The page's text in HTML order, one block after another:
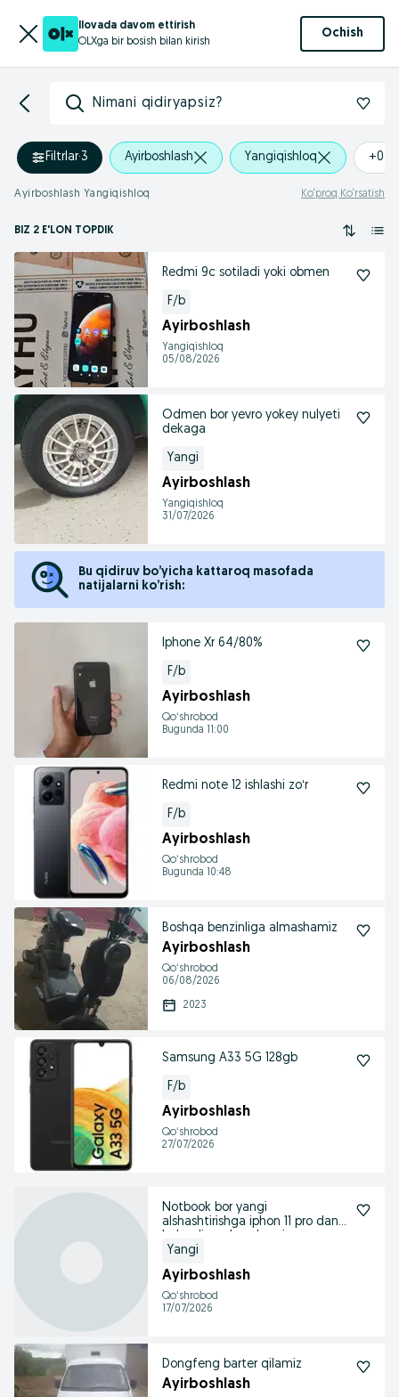
Ilovada davom ettirish
OLXga bir bosish bilan kirish
Ochish
Nimani qidiryapsiz?
Filtrlar·3 Ayirboshlash Yangiqishloq +0
Ayirboshlash Yangiqishloq Ko‘proq Ko‘rsatish
BIZ 2 E'LON TOPDIK
Redmi 9c sotiladi yoki obmen
F/b
Ayirboshlash
Yangiqishloq
05/08/2026
Odmen bor yevro yokey nulyeti
dekaga
Yangi
Ayirboshlash
Yangiqishloq
31/07/2026
Bu qidiruv bo’yicha kattaroq masofada
natijalarni ko’rish:
Iphone Xr 64/80%
F/b
Ayirboshlash
Qoʻshrobod
Bugunda 11:00
Redmi note 12 ishlashi zoʻr
F/b
Ayirboshlash
Qoʻshrobod
Bugunda 10:48
Boshqa benzinliga almashamiz
Ayirboshlash
Qoʻshrobod
06/08/2026
2023
Samsung A33 5G 128gb
F/b
Ayirboshlash
Qoʻshrobod
27/07/2026
Notbook bor yangi
alshashtirishga iphon 11 pro dan
Yangi
Ayirboshlash
Qoʻshrobod
17/07/2026
Dongfeng barter qilamiz
Ayirboshlash